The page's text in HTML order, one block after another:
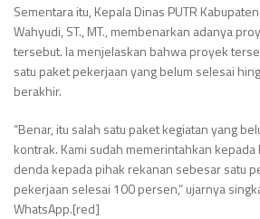
Sementara itu, Kepala Dinas PUTR
Wahyudi, ST., MT., membenarkan adanya
tersebut. Ia menjelaskan bahwa proyek
satu paket pekerjaan yang belum selesai
berakhir.
“Benar, itu salah satu paket kegiatan yang
kontrak. Kami sudah memerintahkan kepada
denda kepada pihak rekanan sebesar satu
pekerjaan selesai 100 persen,” ujarnya
WhatsApp.[red]